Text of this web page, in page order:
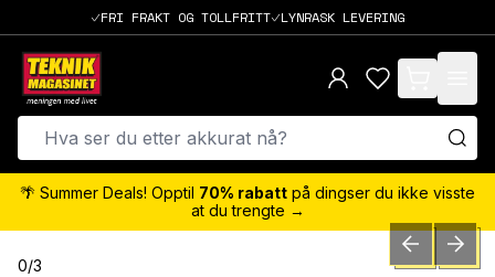
FRI FRAKT OG TOLLFRITT LYNRASK LEVERING
items in cart,
🌴 Summer Deals! Opptil 70% rabatt på dingser du ikke visste
at du trengte →
0/3 PREVIOUSNEXT